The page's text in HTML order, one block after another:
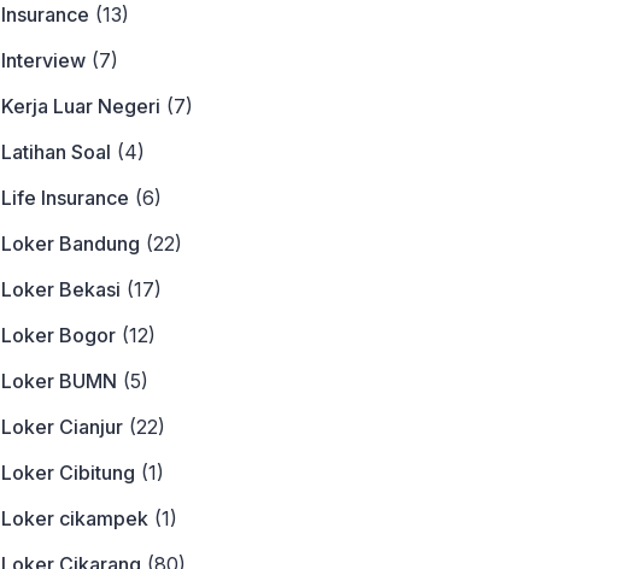
Insurance (13)
Interview (7)
Kerja Luar Negeri (7)
Latihan Soal (4)
Life Insurance (6)
Loker Bandung (22)
Loker Bekasi (17)
Loker Bogor (12)
Loker BUMN (5)
Loker Cianjur (22)
Loker Cibitung (1)
Loker cikampek (1)
Loker Cikarang (80)